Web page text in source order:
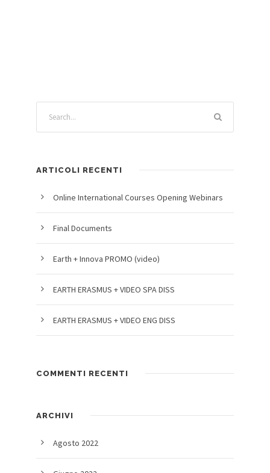
ARTICOLI RECENTI
Online International Courses Opening Webinars
Final Documents
Earth + Innova PROMO (video)
EARTH ERASMUS + VIDEO SPA DISS
EARTH ERASMUS + VIDEO ENG DISS
COMMENTI RECENTI
ARCHIVI
Agosto 2022